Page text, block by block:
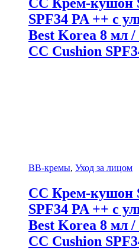
CC Крем-кушон
SPF34 PA ++ с
Best Korea 8 мл
CC Cushion
BB-кремы, Уход за лицом
CC Крем-кушон
SPF34 PA ++ с
Best Korea 8 мл
CC Cushion